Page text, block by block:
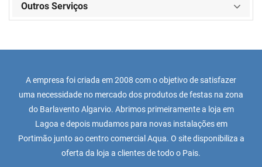
Outros Serviços
A empresa foi criada em 2008 com o objetivo de satisfazer
uma necessidade no mercado dos produtos de festas na zona
do Barlavento Algarvio. Abrimos primeiramente a loja em
Lagoa e depois mudamos para novas instalações em
Portimão junto ao centro comercial Aqua. O site disponibiliza a
oferta da loja a clientes de todo o Pais.